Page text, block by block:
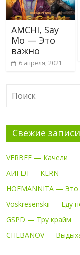
AMCHI, Say
Mo — Это
важно
6 апреля, 2021
Свежие записи
VERBEE — Качели
АИГЕЛ — KERN
HOFMANNITA —
Voskresenskii — Еду
GSPD — Тру крайм
CHEBANOV —